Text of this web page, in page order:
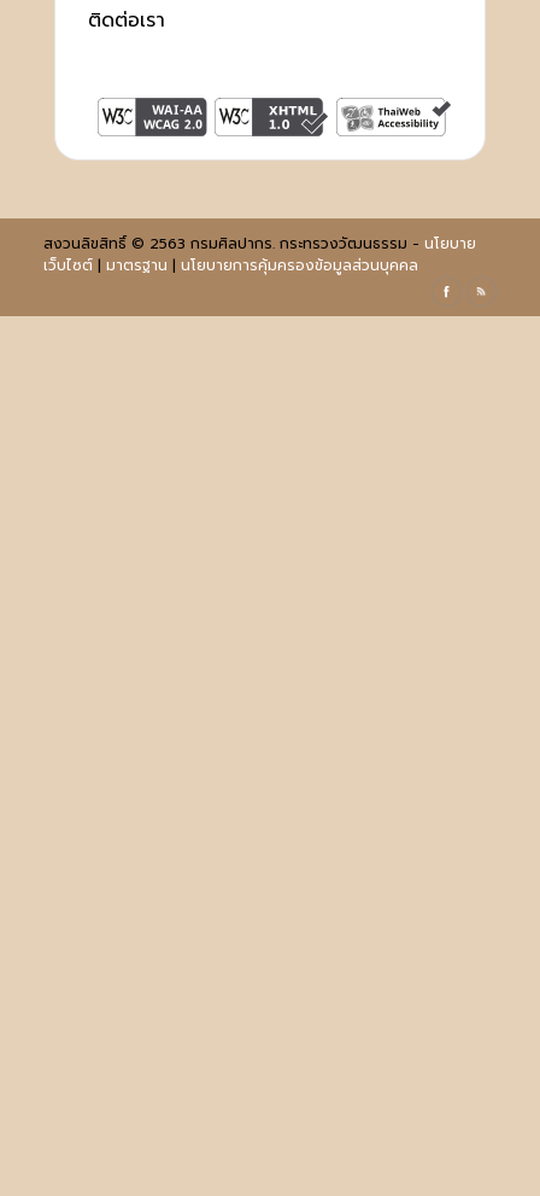
ติดต่อเรา
สงวนลิขสิทธิ์ © 2563 กรมศิลปากร. กระทรวงวัฒนธรรม - นโยบาย
เว็บไซต์| มาตรฐาน | นโยบายการคุ้มครองข้อมูลส่วนบุคคล